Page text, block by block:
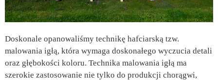
Doskonale opanowaliśmy technikę hafciarską tzw.
malowania igłą, która wymaga doskonałego wyczucia detali
oraz głębokości koloru. Technika malowania igłą ma
szerokie zastosowanie nie tylko do produkcji chorągwi,